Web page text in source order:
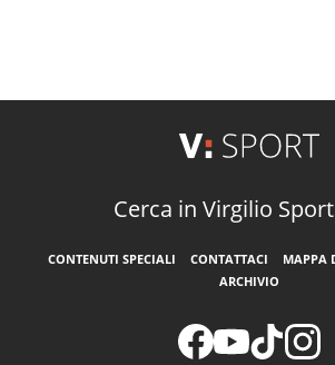
Cerca in Virgilio
CONTENUTI SPECIALI CONTATTACI MAPPA
ARCHIVIO